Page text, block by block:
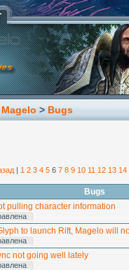
Magelo > Bugs
| 1 2 3 4 5 6 7 8 9 10 11 12 13 14
Bugs
pulling character information
to launch Rift, Magelo will
not going well lately